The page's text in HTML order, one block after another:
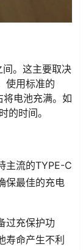
间。这主要取决
使用标准的
电池充满。如
的时间。
主流的TYPE-C
保最佳的充电
过充保护功
寿命产生不利